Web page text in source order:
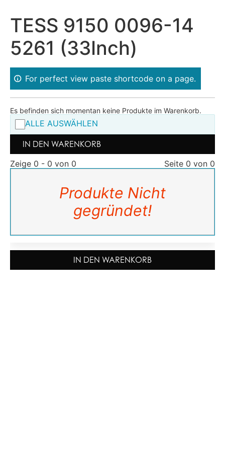
TESS 9150 0096-14
5261 (33Inch)
For perfect view paste shortcode on a page.
Es befinden sich momentan keine Produkte im Warenkorb.
ALLE AUSWÄHLEN
IN DEN WARENKORB
Zeige 0 - 0 von 0
Seite 0 von 0
Produkte Nicht
gegründet!
IN DEN WARENKORB